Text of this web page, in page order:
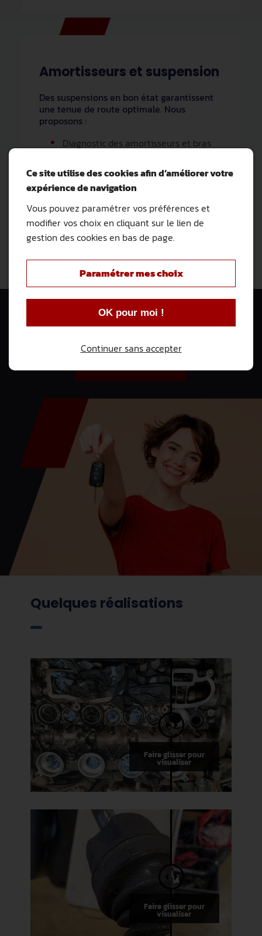
Amortisseurs et suspension
Des suspensions en bon état garantissent
une tenue de route optimale. Nous
proposons :
Diagnostic des amortisseurs et bras
Remplacement des éléments usés
Contrôle du parallélisme et de la
géométrie des roues
Nous contacter
Nous pouvons vous prêter un
véhicule le temps des réparations
Demander un devis
Quelques réalisations
Faire glisser pour
visualiser
Faire glisser pour
visualiser
Ce site utilise des cookies afin d’améliorer votre
expérience de navigation
Vous pouvez paramétrer vos préférences et
modifier vos choix en cliquant sur le lien de
gestion des cookies en bas de page.
Paramétrer mes choix
OK pour moi !
Continuer sans accepter